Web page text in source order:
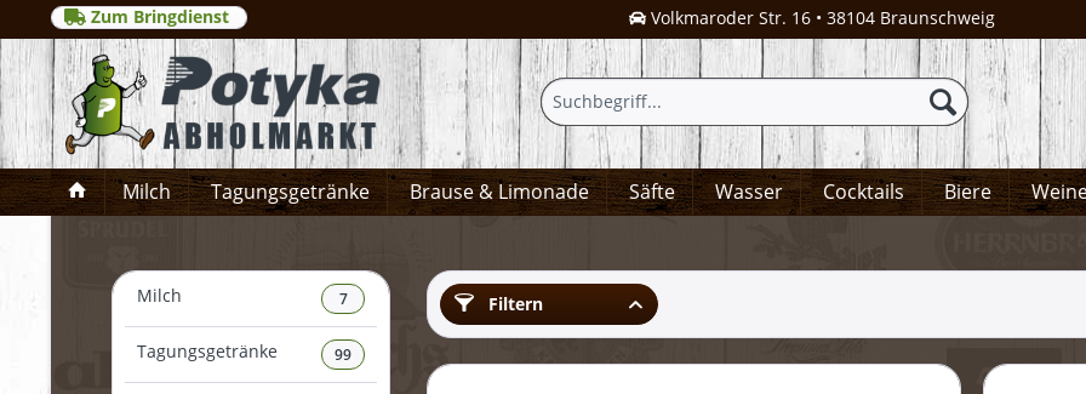
Zum Bringdienst Volkmaroder Str. 16 • 38104 Braunschweig
Milch Tagungsgetränke Brause & Limonade Säfte Wasser Cocktails Biere
Milch 7
Tagungsgetränke 99
Filtern